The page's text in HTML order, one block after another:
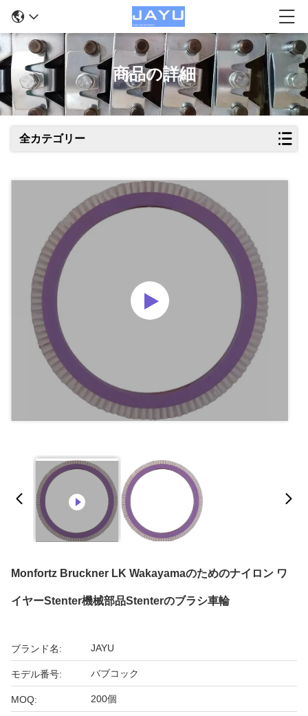
商品の詳細
全カテゴリー
Monfortz Bruckner LK Wakayamaのためのナイロン ワ
イヤーStenter機械部品Stenterのブラシ車輪
ブランド名: JAYU
モデル番号: バブコック
MOQ: 200個